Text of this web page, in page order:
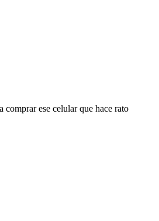
comprar ese celular que hace rato